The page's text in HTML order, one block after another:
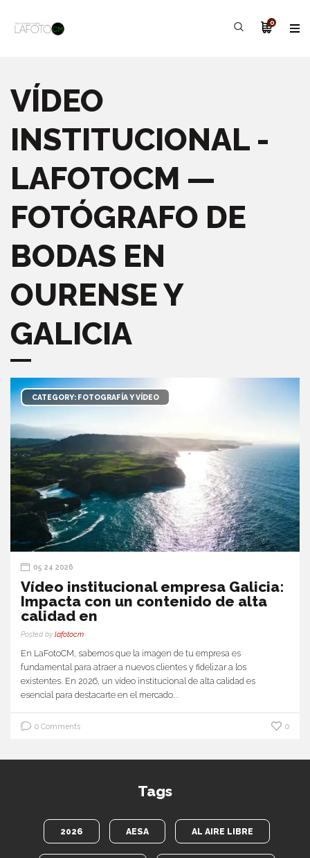
0
VÍDEO
INSTITUCIONAL -
LAFOTOCM —
FOTÓGRAFO DE
BODAS EN
OURENSE Y
GALICIA
CATEGORY: FOTOGRAFÍA Y VÍDEO
05 24 2026
Vídeo institucional empresa Galicia:
Impacta con un contenido de alta
calidad en
Posted by lafotocm
En LaFotoCM, sabemos que la imagen de tu empresa es
fundamental para atraer a nuevos clientes y fidelizar a los
existentes. En 2026, un vídeo institucional de alta calidad es
esencial para destacarte en el mercado...
0 Comments 0
Tags
2026 AESA AL AIRE LIBRE